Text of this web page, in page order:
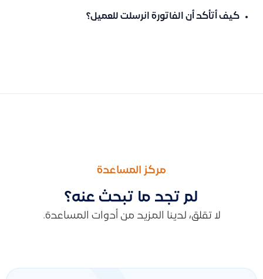
كيف أتأكد أن الفاتورة انرسلت للعميل؟
مركز المساعدة
لم تجد ما تبحث عنه؟
لا تقلق، لدينا المزيد من أدوات المساعدة.